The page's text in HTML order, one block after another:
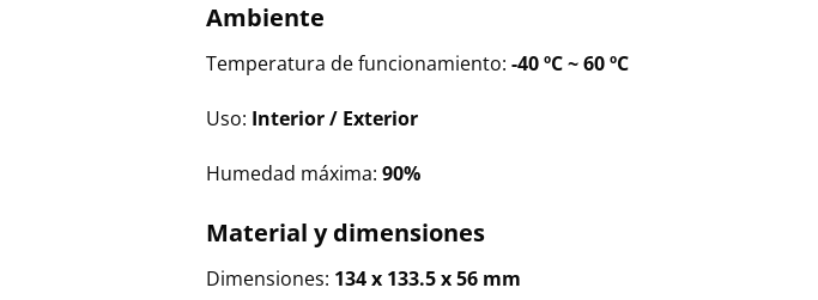
Ambiente
Temperatura de funcionamiento: -40 ºC ~ 60 ºC
Uso: Interior / Exterior
Humedad máxima: 90%
Material y dimensiones
Dimensiones: 134 x 133.5 x 56 mm